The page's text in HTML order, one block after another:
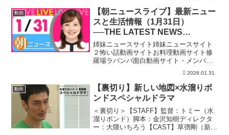
#news ▼TBS NEWS DIG 公式サイト...
動画
【朝ニュースライブ】最新ニュー
スと生活情報（1月31日）
──THE LATEST NEWS
SUMMARY（日テレNEWS
LIVE）
姉妹ニュースサイト姉妹ニュースサイト
２怖い話動画サイトお料理動画サイト修
羅場ラバンバ面白動画サイト・メンバー
シップ「日テレNEWSクラブ」始まりま
した月額290円で所属歴に応じ色が変化し
ステータスアップしていくバッジ特典
や、ライブ配信のチャ...
2026.01.31
動画
【裏切り】新しい地図×水溜りボ
ンドスペシャルドラマ
＜裏切り＞【STAFF】監督：トミー（水
溜りボンド）脚本：金沢知樹ディレクタ
ー：大隈いちろう【CAST】草彅剛（新し